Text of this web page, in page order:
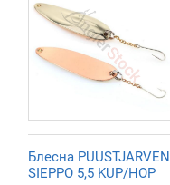
Блесна PUUSTJARVEN
SIEPPO 5,5 KUP/HOP